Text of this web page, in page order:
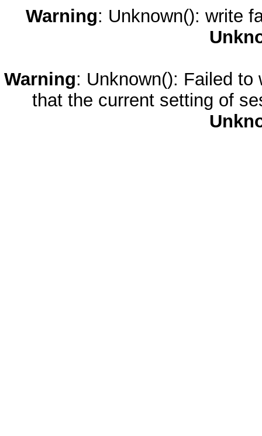
Warning: Unknown(): write
Warning: Unknown(): Failed
that the current setting of